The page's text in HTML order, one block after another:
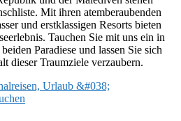
Mit ihren atemberaubenden
und erstklassigen Resorts bieten
Tauchen Sie mit uns ein in
Paradiese und lassen Sie sich
dieser Traumziele verzaubern.